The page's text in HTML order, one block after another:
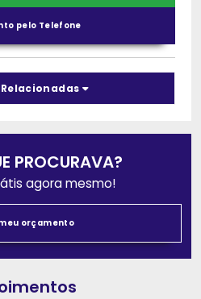
pelo Telefone
PROCURAVA?
agora mesmo!
orçamento